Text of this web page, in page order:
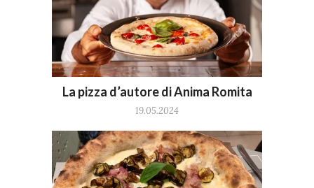
La pizza d’autore di Anima Romita
19.05.2024